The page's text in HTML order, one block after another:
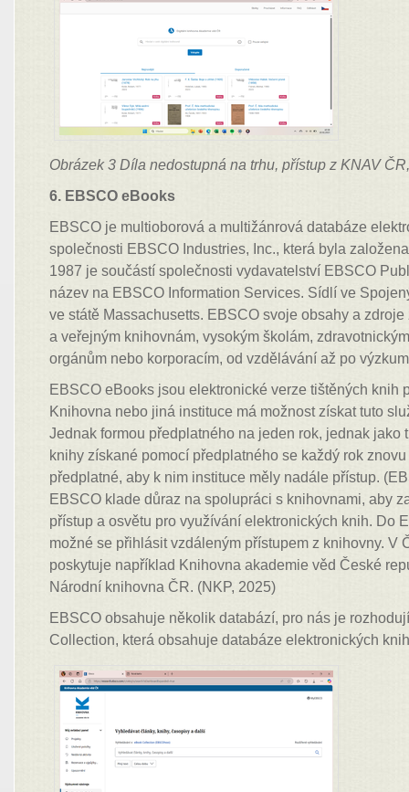
Obrázek 3 Díla nedostupná na trhu, přístup z KNAV
6. EBSCO eBooks
EBSCO je multioborová a multižánrová databáze
společnosti EBSCO Industries, Inc., která byla
1987 je součástí společnosti vydavatelství EBSCO
název na EBSCO Information Services. Sídlí ve
ve státě Massachusetts. EBSCO svoje obsahy a
a veřejným knihovnám, vysokým školám,
orgánům nebo korporacím, od vzdělávání až po
EBSCO eBooks jsou elektronické verze tištěných knih
Knihovna nebo jiná instituce má možnost získat tuto
Jednak formou předplatného na jeden rok, jednak jako
knihy získané pomocí předplatného se každý rok znovu
předplatné, aby k nim instituce měly nadále přístup.
EBSCO klade důraz na spolupráci s knihovnami, aby
přístup a osvětu pro využívání elektronických knih. Do
možné se přihlásit vzdáleným přístupem z knihovny. V
poskytuje například Knihovna akademie věd České
Národní knihovna ČR. (NKP, 2025)
EBSCO obsahuje několik databází, pro nás je
Collection, která obsahuje databáze elektronických